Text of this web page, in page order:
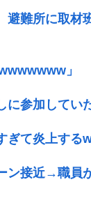
難所に取材
」
に参加してい
ぎて炎上する
ン接近→職